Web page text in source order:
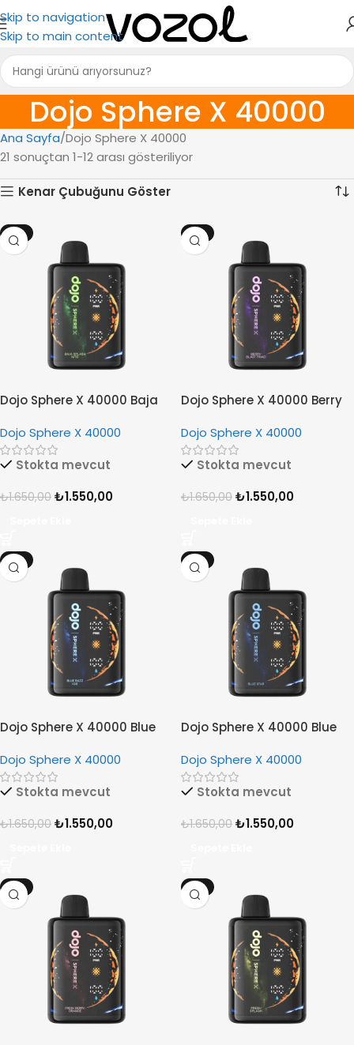
Skip to navigation
Skip to main content
Dojo Sphere X 40000
Ana Sayfa Dojo Sphere X 40000
21 sonuçtan 1-12 arası gösteriliyor
Kenar Çubuğunu Göster
-6%
Dojo Sphere X 40000 Baja
Dojo Sphere X 40000
Stokta mevcut
₺1.650,00 ₺1.550,00
-6%
Dojo Sphere X 40000 Berry
Dojo Sphere X 40000
Stokta mevcut
₺1.650,00 ₺1.550,00
-6%
Dojo Sphere X 40000 Blue
Dojo Sphere X 40000
Stokta mevcut
₺1.650,00 ₺1.550,00
-6%
Dojo Sphere X 40000 Blue
Dojo Sphere X 40000
Stokta mevcut
₺1.650,00 ₺1.550,00
-6% -6%